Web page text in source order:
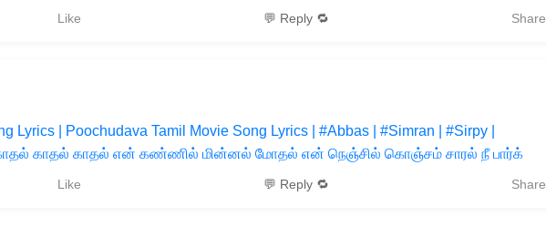
Like 💬 Reply 🔁 Share
Lyrics | Poochudava Tamil Movie Song Lyrics | #Abbas | #Simran | #Sirpy |
காதல் காதல் என் கண்ணில் மின்னல் மோதல் என் நெஞ்சில் கொஞ்சம் சாரல் நீ பார்க்
Like 💬 Reply 🔁 Share